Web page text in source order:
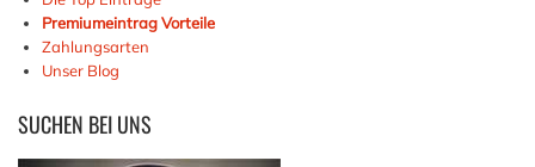
Premiumeintrag Vorteile
Zahlungsarten
Unser Blog
SUCHEN BEI UNS